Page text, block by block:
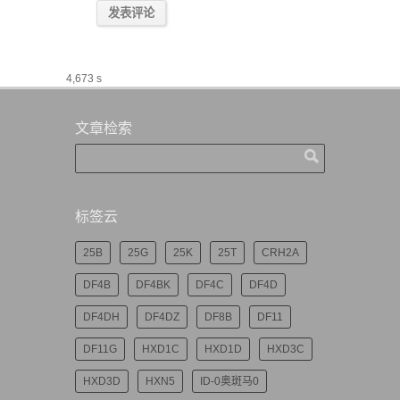
4,673 s
文章检索
标签云
25B 25G 25K 25T CRH2A
DF4B DF4BK DF4C DF4D
DF4DH DF4DZ DF8B DF11
DF11G HXD1C HXD1D HXD3C
HXD3D HXN5 ID-0奥斑马0